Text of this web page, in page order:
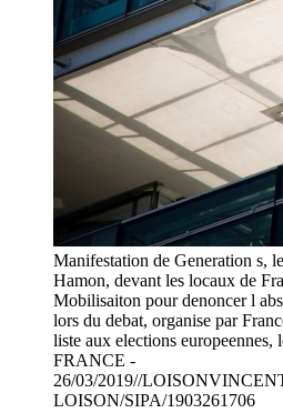
Manifestation de Generation s,
Hamon, devant les locaux de
Mobilisaiton pour denoncer l
lors du debat, organise par
liste aux elections europeennes,
FRANCE -
26/03/2019//
LOISON/SIPA/1903261706